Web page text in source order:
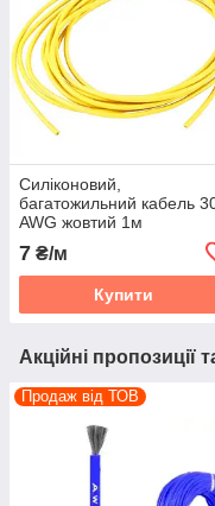
Силіконовий,
багатожильний кабель
AWG жовтий 1м
7 ₴/м
Купити
Акційні пропозиції
Продаж від ТОВ